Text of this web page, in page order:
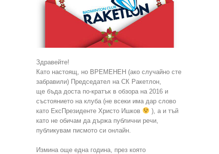
Здравейте!
Като настоящ, но ВРЕМЕНЕН (ако случайно сте
забравили) Председател на СК Ракетлон,
ще бъда доста по-кратък в обзора на 2016 и
състоянието на клуба (не всеки има дар слово
като ЕксПрезиденте Христо Ишков
), а и тъй
като не обичам да държа публични речи,
публикувам писмото си онлайн.
Измина още една година, през която